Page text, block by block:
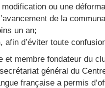
ou une
de la
un an;
d’éviter toute
membre fondateur du
général du
française a permis